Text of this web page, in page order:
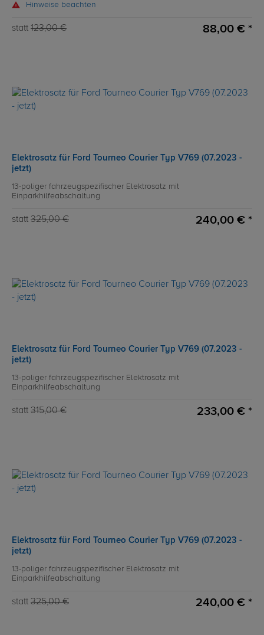
Hinweise beachten
statt 123,00 € 88,00 € *
Elektrosatz für Ford Tourneo Courier Typ V769 (07.2023 -
jetzt)
13-poliger fahrzeugspezifischer Elektrosatz mit
Einparkhilfeabschaltung
statt 325,00 € 240,00 € *
Elektrosatz für Ford Tourneo Courier Typ V769 (07.2023 -
jetzt)
13-poliger fahrzeugspezifischer Elektrosatz mit
Einparkhilfeabschaltung
statt 315,00 € 233,00 € *
Elektrosatz für Ford Tourneo Courier Typ V769 (07.2023 -
jetzt)
13-poliger fahrzeugspezifischer Elektrosatz mit
Einparkhilfeabschaltung
statt 325,00 € 240,00 € *